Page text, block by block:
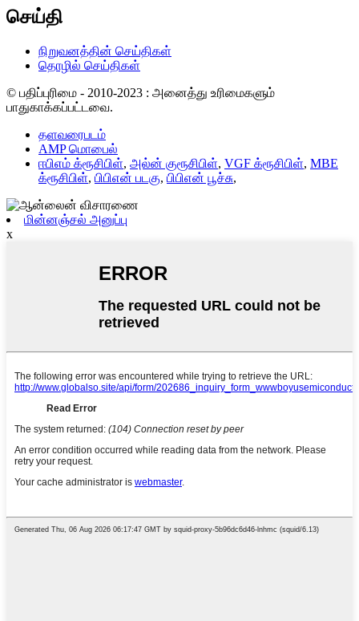
செய்தி
நிறுவனத்தின் செய்திகள்
தொழில் செய்திகள்
© பதிப்புரிமை - 2010-2023 : அனைத்து உரிமைகளும்
பாதுகாக்கப்பட்டவை.
தளவரைபடம்
AMP மொபைல்
ஈபிஎம் க்ரூசிபிள், அல்ன் குரூசிபிள், VGF க்ரூசிபிள், MBE
க்ரூசிபிள், பிபிஎன் படகு, பிபிஎன் பூச்சு,
மின்னஞ்சல் அனுப்பு
x